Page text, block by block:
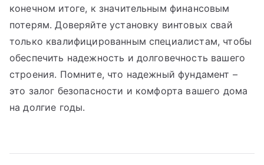
конечном итоге, к значительным финансовым
потерям. Доверяйте установку винтовых свай
только квалифицированным специалистам, чтобы
обеспечить надежность и долговечность вашего
строения. Помните, что надежный фундамент –
это залог безопасности и комфорта вашего дома
на долгие годы.